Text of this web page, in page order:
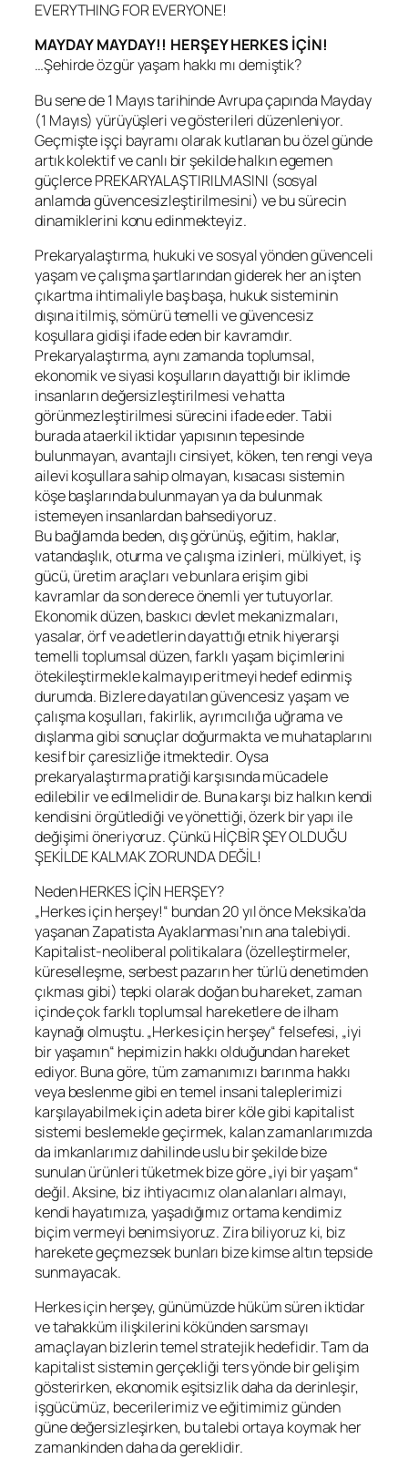
EVERYTHING FOR EVERYONE!
MAYDAY MAYDAY!! HERŞEY HERKES İÇİN!
…Şehirde özgür yaşam hakkı mı demiştik?
Bu sene de 1 Mayıs tarihinde Avrupa çapında Mayday
(1 Mayıs) yürüyüşleri ve gösterileri düzenleniyor.
Geçmişte işçi bayramı olarak kutlanan bu özel günde
artık kolektif ve canlı bir şekilde halkın egemen
güçlerce PREKARYALAŞTIRILMASINI (sosyal
anlamda güvencesizleştirilmesini) ve bu sürecin
dinamiklerini konu edinmekteyiz.
Prekaryalaştırma, hukuki ve sosyal yönden güvenceli
yaşam ve çalışma şartlarından giderek her an işten
çıkartma ihtimaliyle baş başa, hukuk sisteminin
dışına itilmiş, sömürü temelli ve güvencesiz
koşullara gidişi ifade eden bir kavramdır.
Prekaryalaştırma, aynı zamanda toplumsal,
ekonomik ve siyasi koşulların dayattığı bir iklimde
insanların değersizleştirilmesi ve hatta
görünmezleştirilmesi sürecini ifade eder. Tabii
burada ataerkil iktidar yapısının tepesinde
bulunmayan, avantajlı cinsiyet, köken, ten rengi veya
ailevi koşullara sahip olmayan, kısacası sistemin
köşe başlarında bulunmayan ya da bulunmak
istemeyen insanlardan bahsediyoruz.
Bu bağlamda beden, dış görünüş, eğitim, haklar,
vatandaşlık, oturma ve çalışma izinleri, mülkiyet, iş
gücü, üretim araçları ve bunlara erişim gibi
kavramlar da son derece önemli yer tutuyorlar.
Ekonomik düzen, baskıcı devlet mekanizmaları,
yasalar, örf ve adetlerin dayattığı etnik hiyerarşi
temelli toplumsal düzen, farklı yaşam biçimlerini
ötekileştirmekle kalmayıp eritmeyi hedef edinmiş
durumda. Bizlere dayatılan güvencesiz yaşam ve
çalışma koşulları, fakirlik, ayrımcılığa uğrama ve
dışlanma gibi sonuçlar doğurmakta ve muhataplarını
kesif bir çaresizliğe itmektedir. Oysa
prekaryalaştırma pratiği karşısında mücadele
edilebilir ve edilmelidir de. Buna karşı biz halkın kendi
kendisini örgütlediği ve yönettiği, özerk bir yapı ile
değişimi öneriyoruz. Çünkü HİÇBİR ŞEY OLDUĞU
ŞEKİLDE KALMAK ZORUNDA DEĞİL!
Neden HERKES İÇİN HERŞEY?
„Herkes için herşey!“ bundan 20 yıl önce Meksika’da
yaşanan Zapatista Ayaklanması’nın ana talebiydi.
Kapitalist-neoliberal politikalara (özelleştirmeler,
küreselleşme, serbest pazarın her türlü denetimden
çıkması gibi) tepki olarak doğan bu hareket, zaman
içinde çok farklı toplumsal hareketlere de ilham
kaynağı olmuştu. „Herkes için herşey“ felsefesi, „iyi
bir yaşamın“ hepimizin hakkı olduğundan hareket
ediyor. Buna göre, tüm zamanımızı barınma hakkı
veya beslenme gibi en temel insani taleplerimizi
karşılayabilmek için adeta birer köle gibi kapitalist
sistemi beslemekle geçirmek, kalan zamanlarımızda
da imkanlarımız dahilinde uslu bir şekilde bize
sunulan ürünleri tüketmek bize göre „iyi bir yaşam“
değil. Aksine, biz ihtiyacımız olan alanları almayı,
kendi hayatımıza, yaşadığımız ortama kendimiz
biçim vermeyi benimsiyoruz. Zira biliyoruz ki, biz
harekete geçmezsek bunları bize kimse altın tepside
sunmayacak.
Herkes için herşey, günümüzde hüküm süren iktidar
ve tahakküm ilişkilerini kökünden sarsmayı
amaçlayan bizlerin temel stratejik hedefidir. Tam da
kapitalist sistemin gerçekliği ters yönde bir gelişim
gösterirken, ekonomik eşitsizlik daha da derinleşir,
işgücümüz, becerilerimiz ve eğitimimiz günden
güne değersizleşirken, bu talebi ortaya koymak her
zamankinden daha da gereklidir.